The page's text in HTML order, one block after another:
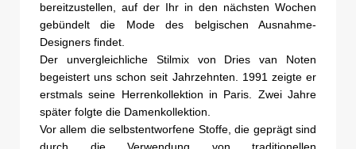
bereitzustellen, auf der Ihr in den nächsten Wochen
gebündelt die Mode des belgischen Ausnahme-
Designers findet.
Der unvergleichliche Stilmix von Dries van Noten
begeistert uns schon seit Jahrzehnten. 1991 zeigte er
erstmals seine Herrenkollektion in Paris. Zwei Jahre
später folgte die Damenkollektion.
Vor allem die selbstentworfene Stoffe, die geprägt sind